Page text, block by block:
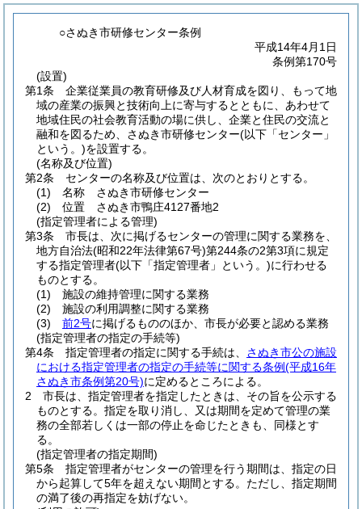
○さぬき市研修センター条例
平成14年4月1日
条例第170号
(設置)
第1条
企業従業員の教育研修及び人材育成を図り、もって地
域の産業の振興と技術向上に寄与するとともに、あわせて
地域住民の社会教育活動の場に供し、企業と住民の交流と
融和を図るため、さぬき市研修センター(以下「センター」
という。)を設置する。
(名称及び位置)
第2条
センターの名称及び位置は、次のとおりとする。
(1)
名称 さぬき市研修センター
(2)
位置 さぬき市鴨庄4127番地2
(指定管理者による管理)
第3条
市長は、次に掲げるセンターの管理に関する業務を、
地方自治法(昭和22年法律第67号)第244条の2第3項に規定
する指定管理者(以下「指定管理者」という。)に行わせる
ものとする。
(1)
施設の維持管理に関する業務
(2)
施設の利用調整に関する業務
(3)
前2号に掲げるもののほか、市長が必要と認める業務
(指定管理者の指定の手続等)
第4条
指定管理者の指定に関する手続は、 さぬき市公の施設
における指定管理者の指定の手続等に関する条例(平成16年
さぬき市条例第20号)に定めるところによる。
2
市長は、指定管理者を指定したときは、その旨を公示する
ものとする。 指定を取り消し、又は期間を定めて管理の業
務の全部若しくは一部の停止を命じたときも、同様とす
る。
(指定管理者の指定期間)
第5条
指定管理者がセンターの管理を行う期間は、指定の日
から起算して5年を超えない期間とする。 ただし、指定期間
の満了後の再指定を妨げない。